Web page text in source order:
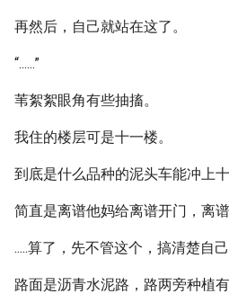
再然后，自己就站在这了。
“......”
苇絮絮眼角有些抽搐。
我住的楼层可是十一楼。
到底是什么品种的泥头车能冲上
简直是离谱他妈给离谱开门，离谱
.....算了，先不管这个，搞清楚自
路面是沥青水泥路，路两旁种植